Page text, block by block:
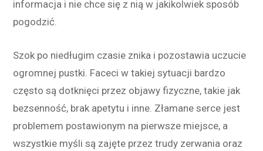
informacja i nie chce się z nią w jakikolwiek sposób
pogodzić.
Szok po niedługim czasie znika i pozostawia uczucie
ogromnej pustki. Faceci w takiej sytuacji bardzo
często są dotknięci przez objawy fizyczne, takie jak
bezsenność, brak apetytu i inne. Złamane serce jest
problemem postawionym na pierwsze miejsce, a
wszystkie myśli są zajęte przez trudy zerwania oraz